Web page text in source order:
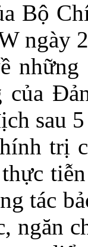
Bộ
ngày
sau
trị
tác
ngăn